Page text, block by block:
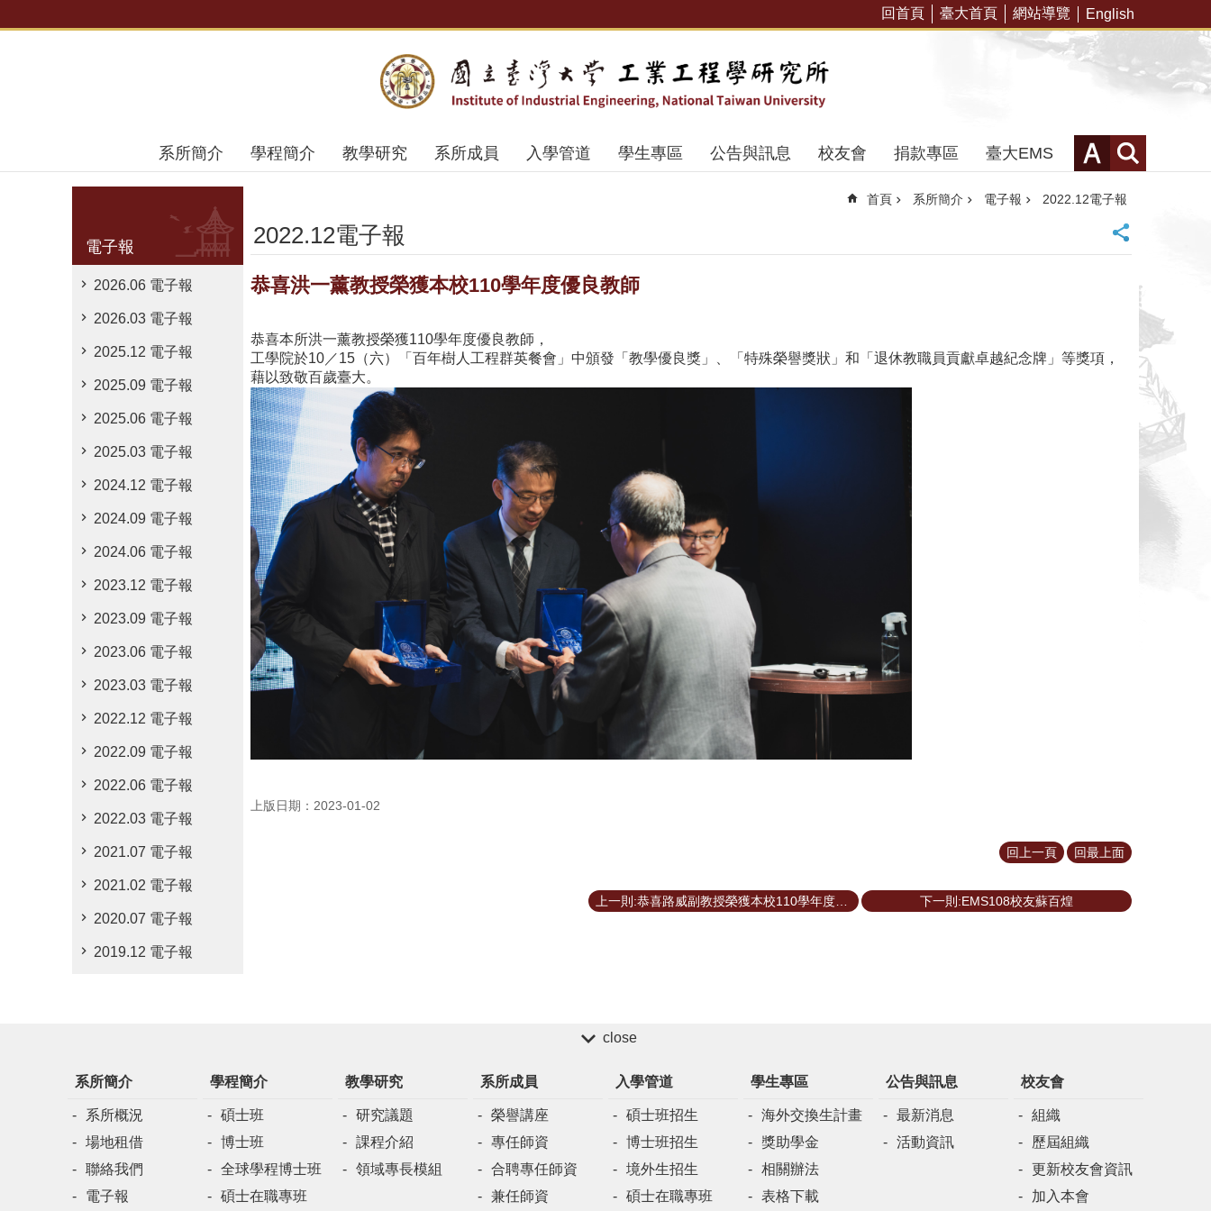
回首頁 臺大首頁 網站導覽 English
系所簡介 學程簡介 教學研究 系所成員 入學管道 學生專區 公告與訊息 校友會 捐款專區 臺大EMS
電子報
2026.06 電子報
2026.03 電子報
2025.12 電子報
2025.09 電子報
2025.06 電子報
2025.03 電子報
2024.12 電子報
2024.09 電子報
2024.06 電子報
2023.12 電子報
2023.09 電子報
2023.06 電子報
2023.03 電子報
2022.12 電子報
2022.09 電子報
2022.06 電子報
2022.03 電子報
2021.07 電子報
2021.02 電子報
2020.07 電子報
2019.12 電子報
首頁 系所簡介 電子報 2022.12電子報
2022.12電子報
恭喜洪一薰教授榮獲本校110學年度優良教師
恭喜本所洪一薰教授榮獲110學年度優良教師，
工學院於10／15（六）「百年樹人工程群英餐會」中頒發「教學優良獎」、「特殊榮譽獎狀」和「退休教職員貢獻卓越紀念牌」等獎項，
藉以致敬百歲臺大。
上版日期：2023-01-02
回上一頁 回最上面
上一則:恭喜路威副教授榮獲本校110學年度兼任教師教學優良教師 下一則:EMS108校友蘇百煌
close
系所簡介
系所概況
場地租借
聯絡我們
電子報
學程簡介
碩士班
博士班
全球學程博士班
碩士在職專班
教學研究
研究議題
課程介紹
領域專長模組
系所成員
榮譽講座
專任師資
合聘專任師資
兼任師資
入學管道
碩士班招生
博士班招生
境外生招生
碩士在職專班
學生專區
海外交換生計畫
獎助學金
相關辦法
表格下載
公告與訊息
最新消息
活動資訊
校友會
組織
歷屆組織
更新校友會資訊
加入本會